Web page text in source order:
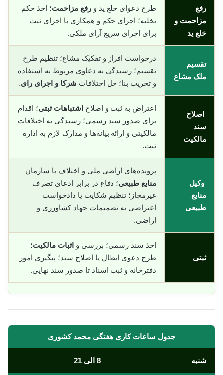
رفع
مزاحمت و
خلع ید
طرح دعوای خلع ید و رفع مزاحمت؛ اخذ حکم
تخلیه؛ اجرای حکم و همکاری با اجرای ثبت
برای اجرای سریع آرای ملکی.
تقسیم
ملک مشاع
درخواست افراز و تفکیک مشاع؛ تنظیم طرح
تقسیم؛ رسیدگی به دعاوی مربوط به استفاده
و تخریب بنا؛ حل اختلافات شرکا و اجرای رای.
اصلاح
سند
مالکیت
اعتراض به ثبت و اصلاح اشتباهات ثبتی؛ اقدام
برای صدور سند رسمی؛ رسیدگی به اختلافات
مالکیتی و ارائه بیانه‌ها و مدارک لازم به اداره
ثبت.
وکیل
منابع
طبیعی
پرونده‌های اراضی ملی و اختلاف با سازمان
منابع طبیعی؛ دفاع در برابر ادعای تصرف
غیرمجاز؛ تنظیم شکایت یا دادخواست
اعتراضی به تصمیمات جهاد کشاورزی و
اراضی.
ثبتی
اخذ سند رسمی؛ بررسی و اثبات مالکیت؛
طرح دعوی ابطال یا اصلاح سند؛ پیگیری امور
دفترخانه و ثبت اسناد تا صدور سند نهایی.
جدول ساعات کاری هفتگی محمد کشوری
شنبه 8 الی 21